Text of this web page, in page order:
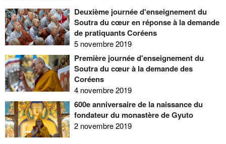
Deuxième journée d'enseignement du
Soutra du cœur en réponse à la demande
de pratiquants Coréens
5 novembre 2019
Première journée d'enseignement du
Soutra du cœur à la demande des
Coréens
4 novembre 2019
600e anniversaire de la naissance du
fondateur du monastère de Gyuto
2 novembre 2019